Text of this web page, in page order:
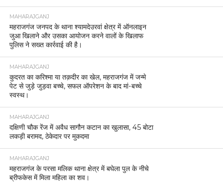
MAHARAJGANJ
महराजगंज जनपद के थाना श्यामदेउरवां क्षेत्र में ऑनलाइन
जुआ खिलाने और उसका आयोजन करने वालों के खिलाफ
पुलिस ने सख्त कार्रवाई की है।
MAHARAJGANJ
कुदरत का करिश्मा या तक़दीर का खेल, महराजगंज में जन्मे
पेट से जुड़े जुड़वा बच्चे, सफल ऑपरेशन के बाद मां-बच्चे
स्वस्थ।
MAHARAJGANJ
दक्षिणी चौक रेंज में अवैध सागौन कटान का खुलासा, 45 बोटा
लकड़ी बरामद, ठेकेदार पर मुकदमा
MAHARAJGANJ
महराजगंज के परसा मलिक थाना क्षेत्र में बघेला पुल के नीचे
ब्रीफकेस में मिला महिला का शव।